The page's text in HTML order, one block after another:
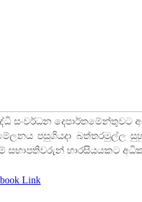
සංවර්ධන දෙපාර්තමේන්තුවට
පසුගියදා බත්තරමුල්ල
සභාපතිවරුන් හාරසියයකට
Link